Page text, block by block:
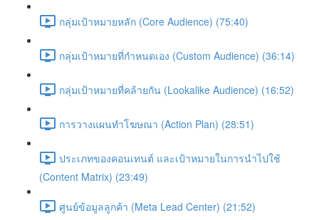
กลุ่มเป้าหมายหลัก (Core Audience) (75:40)
กลุ่มเป้าหมายที่กำหนดเอง (Custom Audience) (36:14)
กลุ่มเป้าหมายที่คล้ายกัน (Lookalike Audience) (16:52)
การวางแผนทำโฆษณา (Action Plan) (28:51)
ประเภทของคอนเทนต์ และเป้าหมายในการนำไปใช้
(Content Matrix) (23:49)
ศูนย์ข้อมูลลูกค้า (Meta Lead Center) (21:52)